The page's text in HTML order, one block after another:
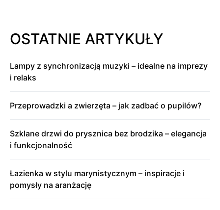
OSTATNIE ARTYKUŁY
Lampy z synchronizacją muzyki – idealne na imprezy
i relaks
Przeprowadzki a zwierzęta – jak zadbać o pupilów?
Szklane drzwi do prysznica bez brodzika – elegancja
i funkcjonalność
Łazienka w stylu marynistycznym – inspiracje i
pomysły na aranżację